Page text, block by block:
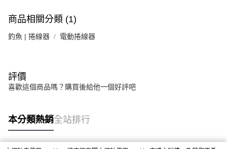
商品相關分類 (1)
釣魚 | 捲線器 電動捲線器
評價
喜歡這個商品嗎？購買後給他一個好評吧
本分類熱銷全站排行